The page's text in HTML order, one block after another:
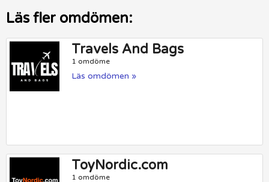
Läs fler omdömen:
Travels And Bags
1 omdöme
Läs omdömen »
ToyNordic.com
1 omdöme